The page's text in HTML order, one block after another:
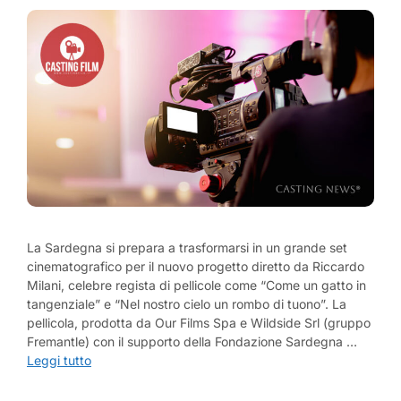
La Sardegna si prepara a trasformarsi in un grande set
cinematografico per il nuovo progetto diretto da Riccardo
Milani, celebre regista di pellicole come “Come un gatto in
tangenziale” e “Nel nostro cielo un rombo di tuono”. La
pellicola, prodotta da Our Films Spa e Wildside Srl (gruppo
Fremantle) con il supporto della Fondazione Sardegna …
Leggi tutto